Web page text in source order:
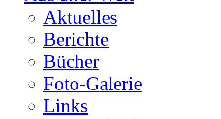
Aktuelles
Berichte
Bücher
Foto-Galerie
Links